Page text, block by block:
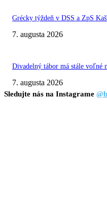
Grécky týždeň v DSS a ZpS
7. augusta 2026
Divadelný tábor má stále voľné
7. augusta 2026
Sledujte nás na Instagrame